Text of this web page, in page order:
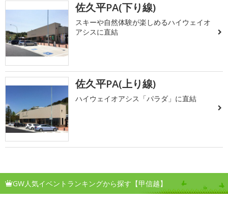
佐久平PA(下り線)
スキーや自然体験が楽しめるハイウェイオ
アシスに直結
佐久平PA(上り線)
ハイウェイオアシス「パラダ」に直結
GW人気イベントランキングから探す【甲信越】